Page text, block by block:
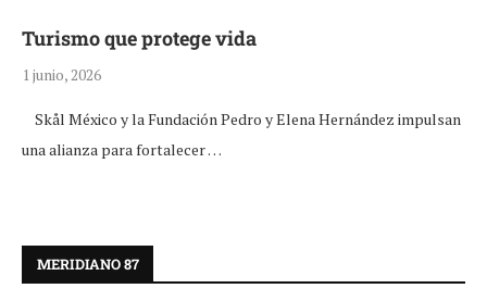
Turismo que protege vida
1 junio, 2026
Skål México y la Fundación Pedro y Elena Hernández impulsan
una alianza para fortalecer …
MERIDIANO 87